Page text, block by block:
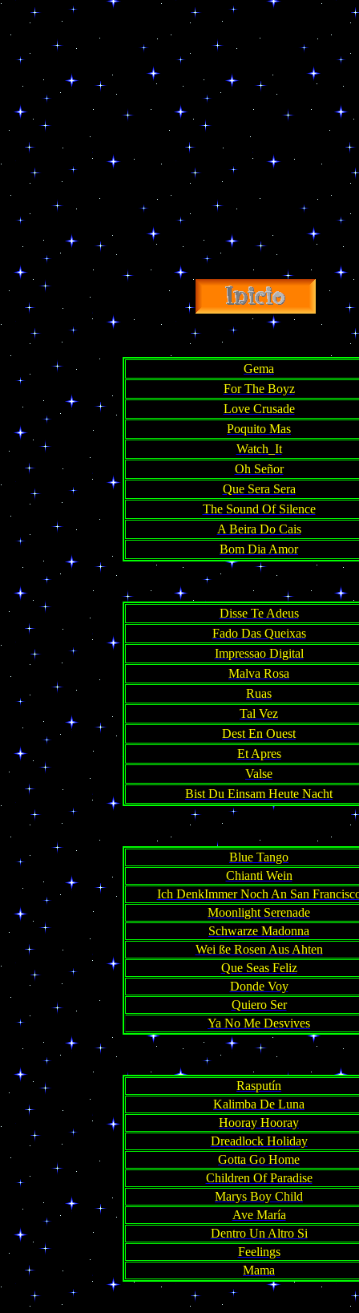
Gema
For The Boyz
Love Crusade
Poquito Mas
Watch_It
Oh Señor
Que Sera Sera
The Sound Of Silence
A Beira Do Cais
Bom Dia Amor
Disse Te Adeus
Fado Das Queixas
Impressao Digital
Malva Rosa
Ruas
Tal Vez
Dest En Ouest
Et Apres
Valse
Bist Du Einsam Heute Nacht
Blue Tango
Chianti Wein
Ich DenkImmer Noch An San
Moonlight Serenade
Schwarze Madonna
Wei ße Rosen Aus Ahten
Que Seas Feliz
Donde Voy
Quiero Ser
Ya No Me Desvives
Rasputín
Kalimba De Luna
Hooray Hooray
Dreadlock Holiday
Gotta Go Home
Children Of Paradise
Marys Boy Child
Ave María
Dentro Un Altro Si
Feelings
Mama